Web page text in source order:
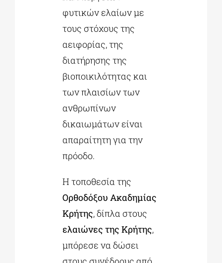
φυτικών ελαίων με
τους στόχους της
αειφορίας, της
διατήρησης της
βιοποικιλότητας και
των πλαισίων των
ανθρωπίνων
δικαιωμάτων είναι
απαραίτητη για την
πρόοδο.
Η τοποθεσία της
Ορθοδόξου Ακαδημίας
Κρήτης, δίπλα στους
ελαιώνες της Κρήτης,
μπόρεσε να δώσει